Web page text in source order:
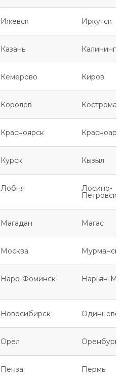
Ижевск Иркутск
Казань
Кемерово Киров
Королёв Кострома
Красноярск
Курск Кызыл
Лобня Лосино-
Петровский
Магадан Магас
Москва Мурманск
Наро-Фоминск Нарьян-Мар
Новосибирск Одинцово
Орёл Оренбург
Пенза Пермь